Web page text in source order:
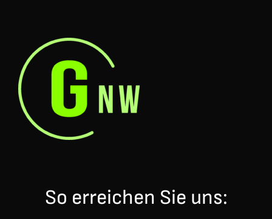
So erreichen Sie uns: